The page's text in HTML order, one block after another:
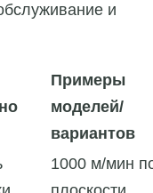
и
Примеры
моделей/
вариантов
1000 м/мин